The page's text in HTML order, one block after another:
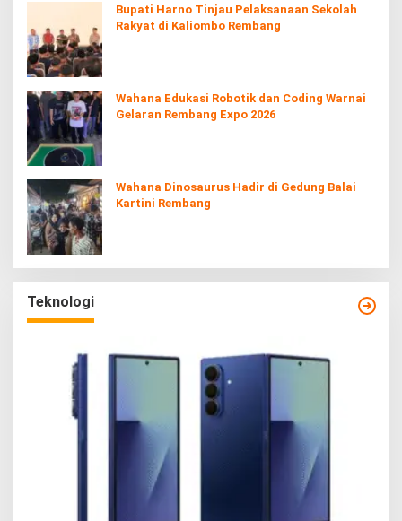
Bupati Harno Tinjau Pelaksanaan Sekolah
Rakyat di Kaliombo Rembang
Wahana Edukasi Robotik dan Coding Warnai
Gelaran Rembang Expo 2026
Wahana Dinosaurus Hadir di Gedung Balai
Kartini Rembang
Teknologi